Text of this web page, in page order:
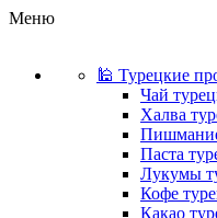
Меню
🕌 Турецкие
Чай
Халва
Паста
Лукумы
Кофе
Какао